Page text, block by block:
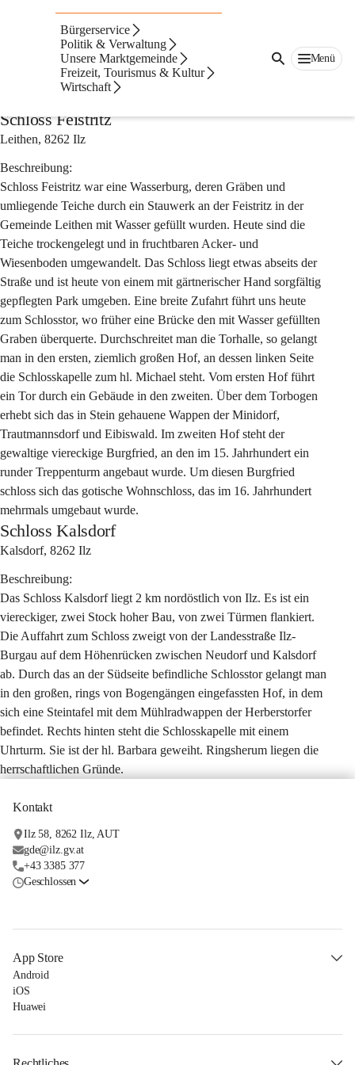
Bürgerservice
Politik & Verwaltung
Unsere Marktgemeinde
Freizeit, Tourismus & Kultur
Wirtschaft
Menü
Burgen, Ruinen,
Schlösser
Schloss Feistritz
Leithen, 8262 Ilz
Beschreibung:
Schloss Feistritz war eine Wasserburg, deren Gräben und
umliegende Teiche durch ein Stauwerk an der Feistritz in der
Gemeinde Leithen mit Wasser gefüllt wurden. Heute sind die
Teiche trockengelegt und in fruchtbaren Acker- und
Wiesenboden umgewandelt. Das Schloss liegt etwas abseits der
Straße und ist heute von einem mit gärtnerischer Hand sorgfältig
gepflegten Park umgeben. Eine breite Zufahrt führt uns heute
zum Schlosstor, wo früher eine Brücke den mit Wasser gefüllten
Graben überquerte. Durchschreitet man die Torhalle, so gelangt
man in den ersten, ziemlich großen Hof, an dessen linken Seite
die Schlosskapelle zum hl. Michael steht. Vom ersten Hof führt
ein Tor durch ein Gebäude in den zweiten. Über dem Torbogen
erhebt sich das in Stein gehauene Wappen der Minidorf,
Trautmannsdorf und Eibiswald. Im zweiten Hof steht der
gewaltige viereckige Burgfried, an den im 15. Jahrhundert ein
runder Treppenturm angebaut wurde. Um diesen Burgfried
schloss sich das gotische Wohnschloss, das im 16. Jahrhundert
mehrmals umgebaut wurde.
Schloss Kalsdorf
Kalsdorf, 8262 Ilz
Beschreibung:
Das Schloss Kalsdorf liegt 2 km nordöstlich von Ilz. Es ist ein
viereckiger, zwei Stock hoher Bau, von zwei Türmen flankiert.
Die Auffahrt zum Schloss zweigt von der Landesstraße Ilz-
Burgau auf dem Höhenrücken zwischen Neudorf und Kalsdorf
ab. Durch das an der Südseite befindliche Schlosstor gelangt man
in den großen, rings von Bogengängen eingefassten Hof, in dem
sich eine Steintafel mit dem Mühlradwappen der Herberstorfer
befindet. Rechts hinten steht die Schlosskapelle mit einem
Uhrturm. Sie ist der hl. Barbara geweiht. Ringsherum liegen die
herrschaftlichen Gründe.
Kontakt
Ilz 58, 8262 Ilz, AUT
gde@ilz.gv.at
+43 3385 377
Geschlossen
App Store
Android
iOS
Huawei